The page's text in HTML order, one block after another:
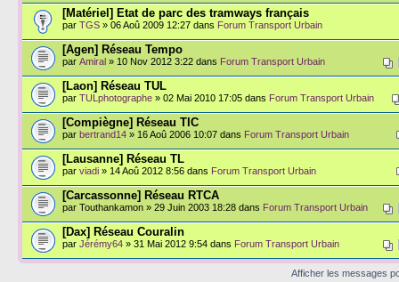
[Matériel] Etat de parc des tramways français
par TGS » 06 Aoû 2009 12:27 dans Forum Transport Urbain
[Agen] Réseau Tempo
par Amiral » 10 Nov 2012 3:22 dans Forum Transport Urbain
[Laon] Réseau TUL
par TULphotographe » 02 Mai 2010 17:05 dans Forum Transport Urbain
[Compiègne] Réseau TIC
par bertrand14 » 16 Aoû 2006 10:07 dans Forum Transport Urbain
[Lausanne] Réseau TL
par viadi » 14 Aoû 2012 8:56 dans Forum Transport Urbain
[Carcassonne] Réseau RTCA
par Touthankamon » 29 Juin 2003 18:28 dans Forum Transport Urbain
[Dax] Réseau Couralin
par Jérémy64 » 31 Mai 2012 9:54 dans Forum Transport Urbain
Afficher les messages